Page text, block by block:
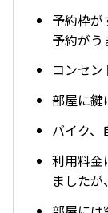
予約枠
予約がう
コンセン
部屋に鍵
バイク、
利用料金
ました